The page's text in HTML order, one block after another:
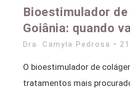
Bioestimulador
Goiânia: quando
Dra. Camyla Pedrosa
O bioestimulador de
tratamentos mais